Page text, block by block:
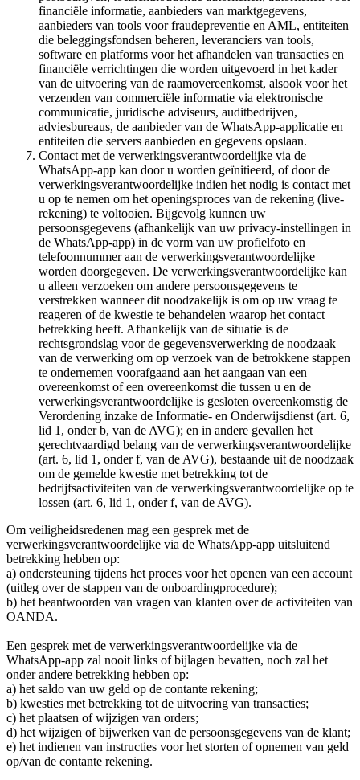
financiële informatie, aanbieders van marktgegevens,
aanbieders van tools voor fraudepreventie en AML, entiteiten
die beleggingsfondsen beheren, leveranciers van tools,
software en platforms voor het afhandelen van transacties en
financiële verrichtingen die worden uitgevoerd in het kader
van de uitvoering van de raamovereenkomst, alsook voor het
verzenden van commerciële informatie via elektronische
communicatie, juridische adviseurs, auditbedrijven,
adviesbureaus, de aanbieder van de WhatsApp-applicatie en
entiteiten die servers aanbieden en gegevens opslaan.
Contact met de verwerkingsverantwoordelijke via de
WhatsApp-app kan door u worden geïnitieerd, of door de
verwerkingsverantwoordelijke indien het nodig is contact met
u op te nemen om het openingsproces van de rekening (live-
rekening) te voltooien. Bijgevolg kunnen uw
persoonsgegevens (afhankelijk van uw privacy-instellingen in
de WhatsApp-app) in de vorm van uw profielfoto en
telefoonnummer aan de verwerkingsverantwoordelijke
worden doorgegeven. De verwerkingsverantwoordelijke kan
u alleen verzoeken om andere persoonsgegevens te
verstrekken wanneer dit noodzakelijk is om op uw vraag te
reageren of de kwestie te behandelen waarop het contact
betrekking heeft. Afhankelijk van de situatie is de
rechtsgrondslag voor de gegevensverwerking de noodzaak
van de verwerking om op verzoek van de betrokkene stappen
te ondernemen voorafgaand aan het aangaan van een
overeenkomst of een overeenkomst die tussen u en de
verwerkingsverantwoordelijke is gesloten overeenkomstig de
Verordening inzake de Informatie- en Onderwijsdienst (art. 6,
lid 1, onder b, van de AVG); en in andere gevallen het
gerechtvaardigd belang van de verwerkingsverantwoordelijke
(art. 6, lid 1, onder f, van de AVG), bestaande uit de noodzaak
om de gemelde kwestie met betrekking tot de
bedrijfsactiviteiten van de verwerkingsverantwoordelijke op te
lossen (art. 6, lid 1, onder f, van de AVG).
Om veiligheidsredenen mag een gesprek met de
verwerkingsverantwoordelijke via de WhatsApp-app uitsluitend
betrekking hebben op:
a) ondersteuning tijdens het proces voor het openen van een account
(uitleg over de stappen van de onboardingprocedure);
b) het beantwoorden van vragen van klanten over de activiteiten van
OANDA.
Een gesprek met de verwerkingsverantwoordelijke via de
WhatsApp-app zal nooit links of bijlagen bevatten, noch zal het
onder andere betrekking hebben op:
a) het saldo van uw geld op de contante rekening;
b) kwesties met betrekking tot de uitvoering van transacties;
c) het plaatsen of wijzigen van orders;
d) het wijzigen of bijwerken van de persoonsgegevens van de klant;
e) het indienen van instructies voor het storten of opnemen van geld
op/van de contante rekening.